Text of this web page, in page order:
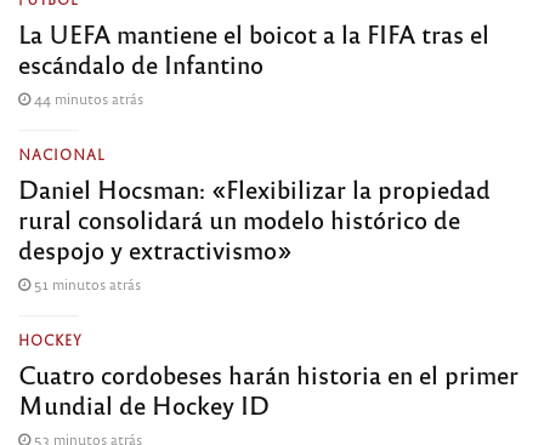
La UEFA mantiene el boicot a la FIFA tras el
escándalo de Infantino
44 minutos atrás
NACIONAL
Daniel Hocsman: «Flexibilizar la propiedad
rural consolidará un modelo histórico de
despojo y extractivismo»
51 minutos atrás
HOCKEY
Cuatro cordobeses harán historia en el primer
Mundial de Hockey ID
53 minutos atrás